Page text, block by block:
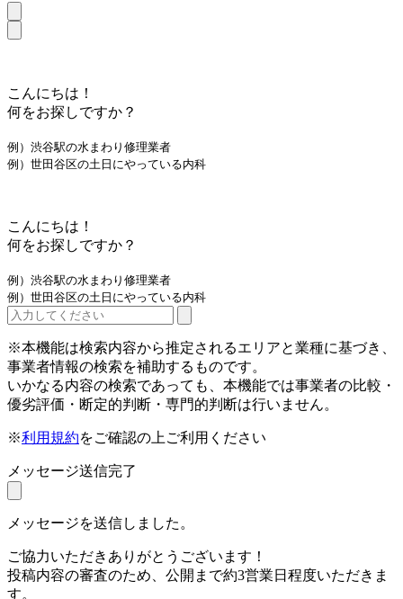
こんにちは！
何をお探しですか？
例）渋谷駅の水まわり修理業者
例）世田谷区の土日にやっている内科
こんにちは！
何をお探しですか？
例）渋谷駅の水まわり修理業者
例）世田谷区の土日にやっている内科
※本機能は検索内容から推定されるエリアと業種に基づき、
事業者情報の検索を補助するものです。
いかなる内容の検索であっても、本機能では事業者の比較・
優劣評価・断定的判断・専門的判断は行いません。
※利用規約をご確認の上ご利用ください
メッセージ送信完了
メッセージを送信しました。
ご協力いただきありがとうございます！
投稿内容の審査のため、公開まで約3営業日程度いただきま
す。